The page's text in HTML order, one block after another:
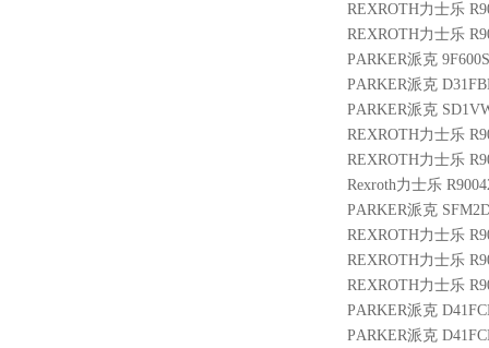
REXROTH力士乐
REXROTH力士乐
PARKER派克
PARKER派克
PARKER派克
REXROTH力士乐
REXROTH力士乐
Rexroth力士乐
PARKER派克
REXROTH力士乐
REXROTH力士乐
REXROTH力士乐
PARKER派克
PARKER派克